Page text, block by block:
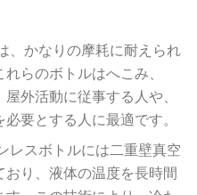
、かなりの摩耗に耐えられ
らのボトルはへこみ、
外活動に従事する人や、
要とする人に最適です。
レスボトルには二重壁真空
り、液体の温度を長時間